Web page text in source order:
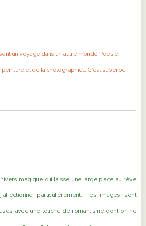
un voyage dans un autre monde. Poésie,
peinture et de la photographie... C'est superbe.
magique qui laisse une large place au rêve
particulièrement. Tes images sont
avec une touche de romantisme dont on ne